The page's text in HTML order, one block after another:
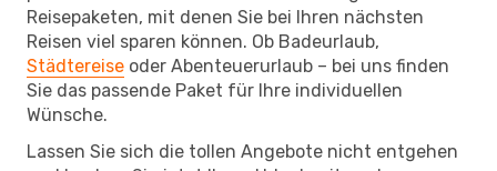
Reisepaketen, mit denen Sie bei Ihren nächsten
Reisen viel sparen können. Ob Badeurlaub,
Städtereise oder Abenteuerurlaub – bei uns finden
Sie das passende Paket für Ihre individuellen
Wünsche.
Lassen Sie sich die tollen Angebote nicht entgehen